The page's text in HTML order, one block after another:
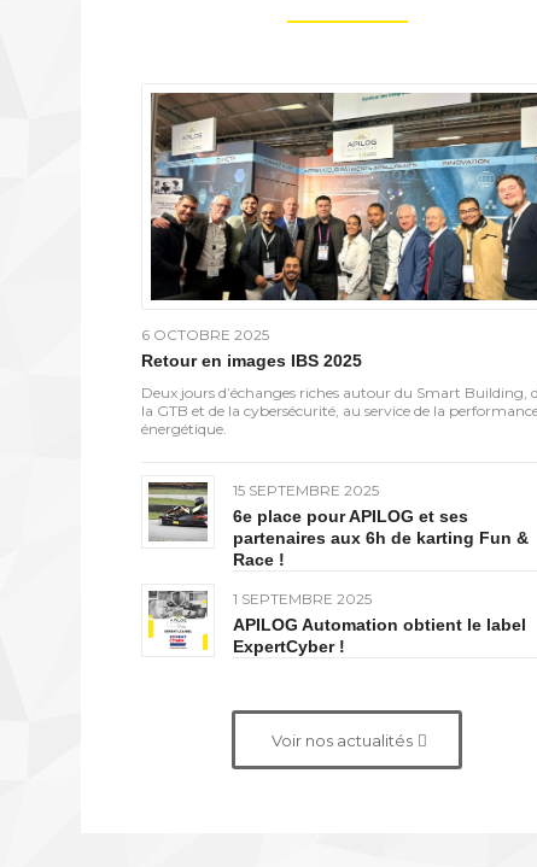
6 OCTOBRE 2025
Retour en images IBS 2025
Deux jours d’échanges riches autour du Smart Building,
la GTB et de la cybersécurité, au service de la
énergétique.
15 SEPTEMBRE 2025
6e place pour APILOG et ses
partenaires aux 6h de karting Fun &
Race !
1 SEPTEMBRE 2025
APILOG Automation obtient le label
ExpertCyber !
Voir nos actualités